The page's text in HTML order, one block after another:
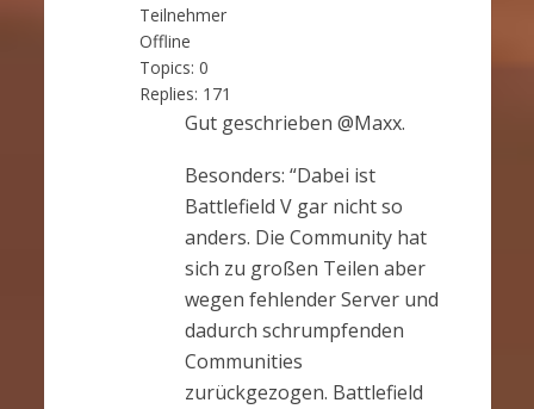
Teilnehmer
Offline
Topics: 0
Replies: 171
Gut geschrieben @Maxx.
Besonders: “Dabei ist
Battlefield V gar nicht so
anders. Die Community hat
sich zu großen Teilen aber
wegen fehlender Server und
dadurch schrumpfenden
Communities
zurückgezogen. Battlefield